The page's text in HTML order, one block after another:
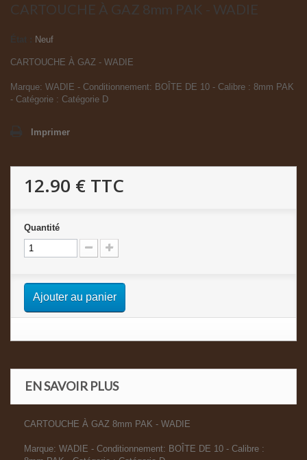
CARTOUCHE À GAZ 8mm PAK - WADIE
Neuf
CARTOUCHE À GAZ - WADIE
Marque: WADIE - Conditionnement: BOÎTE DE 10 - Calibre : 8mm PAK
- Catégorie : Catégorie D
Imprimer
12.90 € TTC
Quantité
Ajouter au panier
EN SAVOIR PLUS
CARTOUCHE À GAZ 8mm PAK - WADIE
Marque: WADIE - Conditionnement: BOÎTE DE 10 - Calibre :